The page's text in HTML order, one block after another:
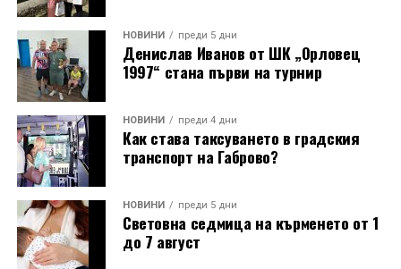
НОВИНИ преди 5 дни
Денислав Иванов от ШК „Орловец
1997“ стана първи на турнир
НОВИНИ преди 4 дни
Как става таксуването в градския
транспорт на Габрово?
НОВИНИ преди 5 дни
Световна седмица на кърменето от 1
до 7 август